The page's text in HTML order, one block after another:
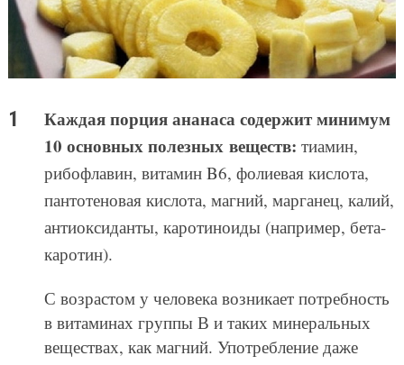
Каждая порция ананаса содержит минимум
10 основных полезных веществ: тиамин,
рибофлавин, витамин B6, фолиевая кислота,
пантотеновая кислота, магний, марганец, калий,
антиоксиданты, каротиноиды (например, бета-
каротин).
С возрастом у человека возникает потребность
в витаминах группы В и таких минеральных
веществах, как магний. Употребление даже